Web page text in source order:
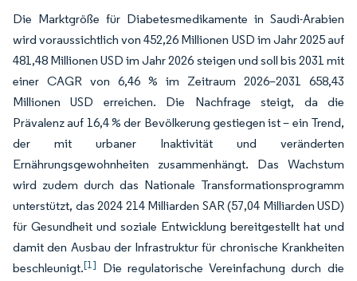
Die Marktgröße für Diabetesmedikamente in Saudi-Arabien
wird voraussichtlich von 452,26 Millionen USD im Jahr 2025 auf
481,48 Millionen USD im Jahr 2026 steigen und soll bis 2031 mit
einer CAGR von 6,46 % im Zeitraum 2026–2031 658,43
Millionen USD erreichen. Die Nachfrage steigt, da die
Prävalenz auf 16,4 % der Bevölkerung gestiegen ist – ein Trend,
der mit urbaner Inaktivität und veränderten
Ernährungsgewohnheiten zusammenhängt. Das Wachstum
wird zudem durch das Nationale Transformationsprogramm
unterstützt, das 2024 214 Milliarden SAR (57,04 Milliarden USD)
für Gesundheit und soziale Entwicklung bereitgestellt hat und
damit den Ausbau der Infrastruktur für chronische Krankheiten
beschleunigt.[1] Die regulatorische Vereinfachung durch die